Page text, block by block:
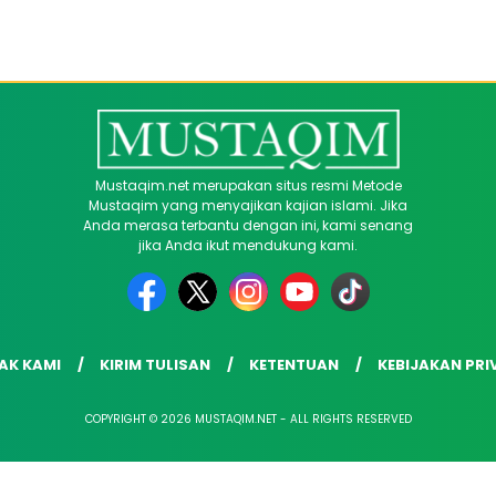
Mustaqim.net merupakan situs resmi Metode
Mustaqim yang menyajikan kajian islami. Jika
Anda merasa terbantu dengan ini, kami senang
jika Anda ikut mendukung kami.
KAMI KIRIM TULISAN KETENTUAN KEBIJAKAN
COPYRIGHT © 2026 MUSTAQIM.NET - ALL RIGHTS RESERVED